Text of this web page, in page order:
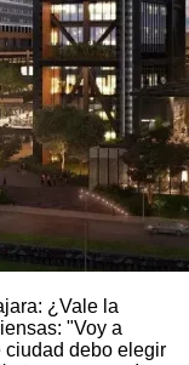
¿Vale la
"Voy a
ciudad debo elegir